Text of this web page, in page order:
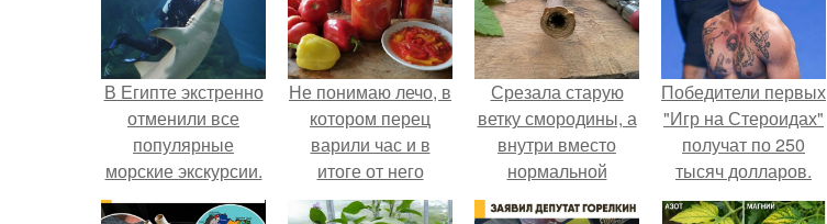
В Египте экстренно
отменили все
популярные
морские экскурсии.
Не понимаю лечо, в
котором перец
варили час и в
итоге от него
остались одни
Срезала старую
ветку смородины, а
внутри вместо
нормальной
светлой
Победители первых
"Игр на Стероидах"
получат по 250
тысяч долларов.